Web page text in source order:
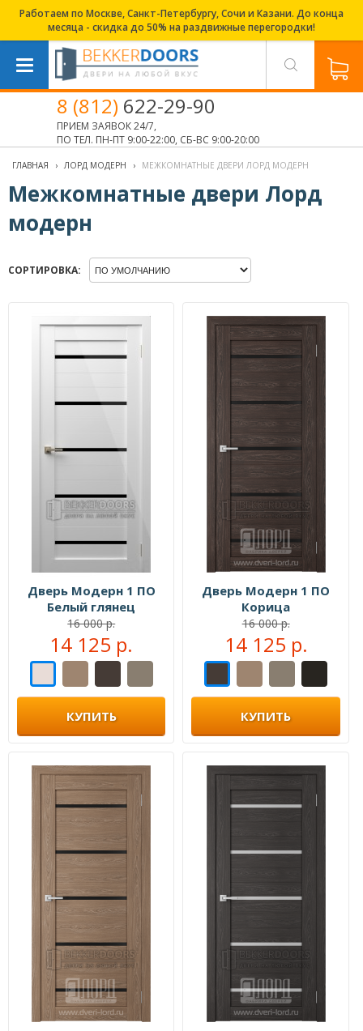
Работаем по Москве, Санкт-Петербургу, Сочи и Казани. До конца
месяца - скидка до 50% на раздвижные перегородки!
8 (812) 622-29-90
ПРИЕМ ЗАЯВОК 24/7,
ПО ТЕЛ. ПН-ПТ 9:00-22:00, СБ-ВС 9:00-20:00
ГЛАВНАЯ › ЛОРД МОДЕРН › МЕЖКОМНАТНЫЕ ДВЕРИ ЛОРД МОДЕРН
Межкомнатные двери Лорд
модерн
СОРТИРОВКА:
Дверь Модерн 1 ПО
Белый глянец
16 000 р.
14 125 р.
КУПИТЬ
Дверь Модерн 1 ПО
Корица
16 000 р.
14 125 р.
КУПИТЬ